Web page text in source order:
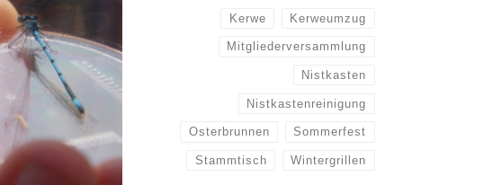
Kerwe Kerweumzug
Mitgliederversammlung
Nistkasten
Nistkastenreinigung
Osterbrunnen Sommerfest
Stammtisch Wintergrillen